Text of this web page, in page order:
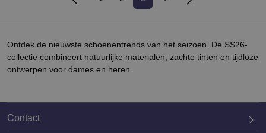
Ontdek de nieuwste schoenentrends van het seizoen. De SS26-
collectie combineert natuurlijke materialen, zachte tinten en tijdloze
ontwerpen voor dames en heren.
Contact